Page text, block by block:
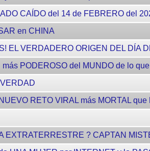
CAÍDO del 14 de FEBRERO del
en CHINA
EL VERDADERO ORIGEN DEL DÍA
PODEROSO del MUNDO de lo
RETO VIRAL más MORTAL
EXTRATERRESTRE ? CAPTAN